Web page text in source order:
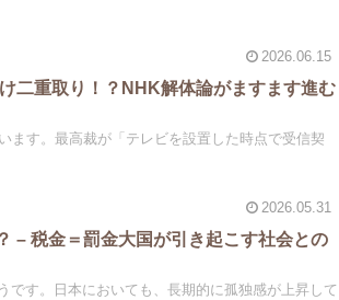
2026.06.15
二重取り！？NHK解体論がますます進む
ます。最高裁が「テレビを設置した時点で受信契
2026.05.31
– 税金＝罰金大国が引き起こす社会との
です。日本においても、長期的に孤独感が上昇して